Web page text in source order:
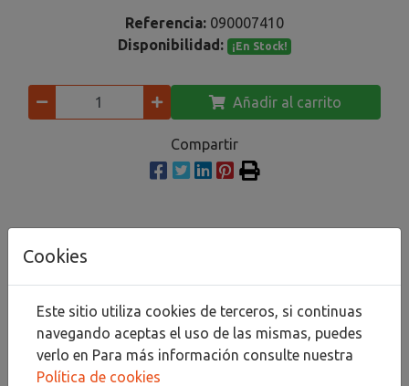
Referencia: 090007410
Disponibilidad:
¡En Stock!
Añadir al carrito
Compartir
Detalles
Adjuntos
Opiniones
Cookies
Este sitio utiliza cookies de terceros, si continuas
navegando aceptas el uso de las mismas, puedes
verlo en Para más información consulte nuestra
Política de cookies